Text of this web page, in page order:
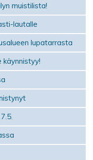
muistilista!
lautalle
lupatarrasta
käynnistyy!